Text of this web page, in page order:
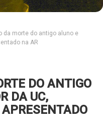
da morte do antigo aluno e
na AR
DO ANTIGO
DA UC,